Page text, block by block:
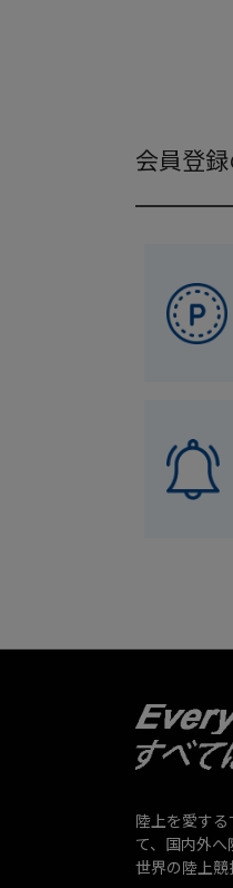
会員登
陸上を愛す
て、国内外
世界の陸上競